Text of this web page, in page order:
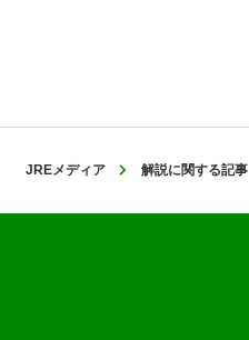
JREメディア 解説に関する記事